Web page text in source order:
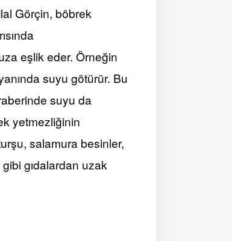
Görçin, böbrek
eşlik eder. Örneğin
suyu götürür. Bu
suyu da
yetmezliğinin
salamura besinler,
gıdalardan uzak